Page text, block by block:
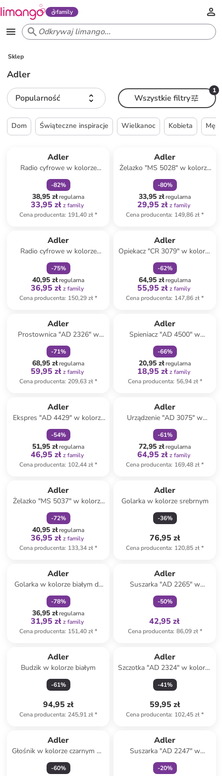
family
Sklep
Adler
Popularność
1
Wszystkie filtry
Dom Świąteczne inspiracje Wielkanoc Kobieta
Adler
Radio cyfrowe w kolorze
biało-czarnym
-82%
38,95 złregularna
33,95 zł z family
Cena producenta: 191,40 zł*
Adler
Żelazko "MS 5028" w kolorze
jasnoróżowym
-80%
33,95 złregularna
29,95 zł z family
Cena producenta: 149,86 zł*
Adler
Radio cyfrowe w kolorze
biało-czarnym
-75%
40,95 złregularna
36,95 zł z family
Cena producenta: 150,29 zł*
Adler
Opiekacz "CR 3079" w kolorze
czarnym do kanapek
-62%
64,95 złregularna
55,95 zł z family
Cena producenta: 147,86 zł*
Adler
Prostownica "AD 2326" w
kolorze białym
-71%
68,95 złregularna
59,95 zł z family
Cena producenta: 209,63 zł*
Adler
Spieniacz "AD 4500" w
kolorze srebrnym do mleka
-66%
20,95 złregularna
18,95 zł z family
Cena producenta: 56,94 zł*
Adler
Ekspres "AD 4429" w kolorze
czarnym do espresso - 520 ml
-54%
51,95 złregularna
46,95 zł z family
Cena producenta: 102,44 zł*
Adler
Urządzenie "AD 3075" w
kolorze białym do donutów
-61%
72,95 złregularna
64,95 zł z family
Cena producenta: 169,48 zł*
Adler
Żelazko "MS 5037" w kolorze
szarym
-72%
40,95 złregularna
36,95 zł z family
Cena producenta: 133,34 zł*
Adler
Golarka w kolorze srebrnym
-36%
76,95 zł
Cena producenta: 120,85 zł*
Adler
Golarka w kolorze białym do
tkanin
-78%
36,95 złregularna
31,95 zł z family
Cena producenta: 151,40 zł*
Adler
Suszarka "AD 2265" w
kolorze zielonym do włosów
-50%
42,95 zł
Cena producenta: 86,09 zł*
Adler
Budzik w kolorze białym
-61%
94,95 zł
Cena producenta: 245,91 zł*
Adler
Szczotka "AD 2324" w kolorze
zielonym do loków
-41%
59,95 zł
Cena producenta: 102,45 zł*
Adler
Głośnik w kolorze czarnym do
karaoke z mikrofonem
-60%
Adler
Suszarka "AD 2247" w
kolorze fioletowym do
włosów
-20%